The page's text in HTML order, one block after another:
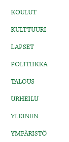
KOULUT
KULTTUURI
LAPSET
POLITIIKKA
TALOUS
URHEILU
YLEINEN
YMPÄRISTÖ